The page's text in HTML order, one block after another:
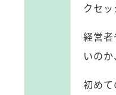
クセッ
経営
いの
初め